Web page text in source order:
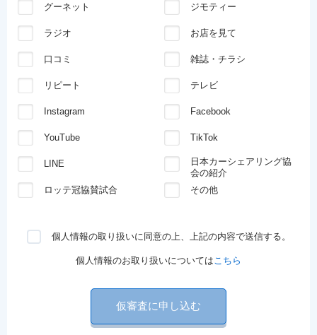
グーネット ジモティー
ラジオ お店を見て
口コミ 雑誌・チラシ
リピート テレビ
Instagram Facebook
YouTube TikTok
LINE
日本カーシェアリング協
会の紹介
ロッテ冠協賛試合
その他
個人情報の取り扱いに同意の上、上記の内容で送信する。
個人情報のお取り扱いについてはこちら
仮審査に申し込む